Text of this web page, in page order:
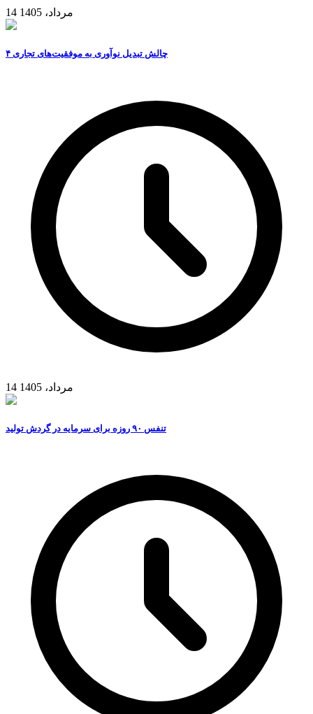
14 مرداد، 1405
۴ چالش تبدیل نوآوری به موفقیت‌های تجاری
14 مرداد، 1405
تنفس ۹۰ روزه برای سرمایه در گردش تولید